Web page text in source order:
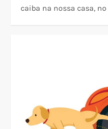
caiba na nossa casa,